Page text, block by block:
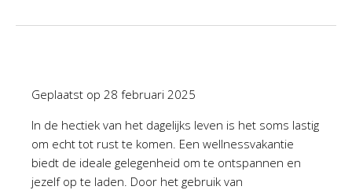
Geplaatst op 28 februari 2025
In de hectiek van het dagelijks leven is het soms lastig
om echt tot rust te komen. Een wellnessvakantie
biedt de ideale gelegenheid om te ontspannen en
jezelf op te laden. Door het gebruik van